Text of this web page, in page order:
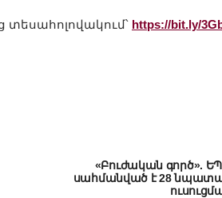
տեսահոլովակում՝ https://bit.ly/
«Բուժական գործ».
սահմանված է 28